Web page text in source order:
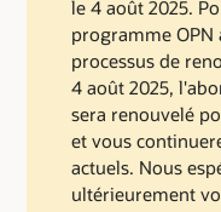
le 4 août 2025.
programme OPN
processus de
4 août 2025,
sera renouvelé
et vous
actuels. Nous
ultérieurement